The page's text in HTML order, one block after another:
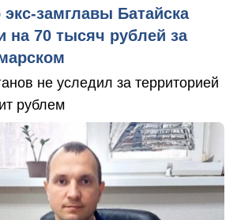
замглавы Батайска
на 70 тысяч рублей за
не уследил за территорией
рублем